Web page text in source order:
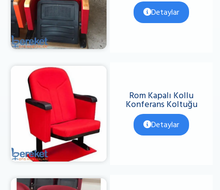
Detaylar
Rom Kapalı Kollu
Konferans Koltuğu
Detaylar